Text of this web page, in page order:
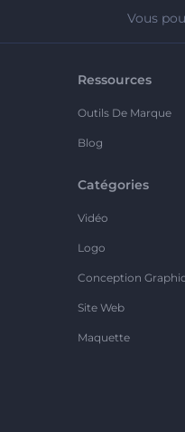
Vous
Ressources
Outils De Marque
Blog
Catégories
Vidéo
Logo
Conception
Site Web
Maquette